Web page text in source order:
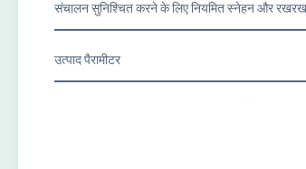
संचालन सुनिश्चित करने के लिए नियमित स्नेहन और
उत्पाद पैरामीटर